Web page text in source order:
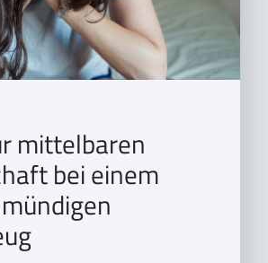
mittelbaren
bei einem